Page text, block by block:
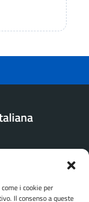
i cookie per
Il consenso a queste